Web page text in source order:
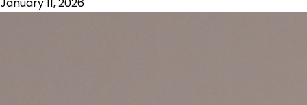
January 11, 2026